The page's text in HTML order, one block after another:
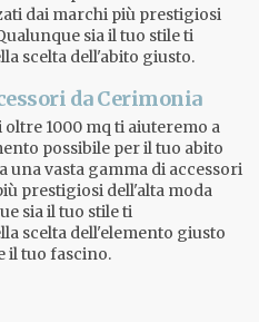
dai marchi più prestigiosi
sia il tuo stile ti
scelta dell'abito giusto.
da Cerimonia
1000 mq ti aiuteremo a
possibile per il tuo abito
una vasta gamma di accessori
prestigiosi dell'alta moda
sia il tuo stile ti
scelta dell'elemento giusto
il tuo fascino.